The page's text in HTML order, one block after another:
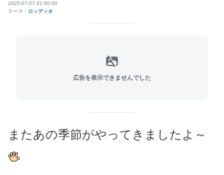
2025-07-07 01:00:00
テーマ： ロッディオ
広告を表示できませんでした
またあの季節がやってきましたよ～